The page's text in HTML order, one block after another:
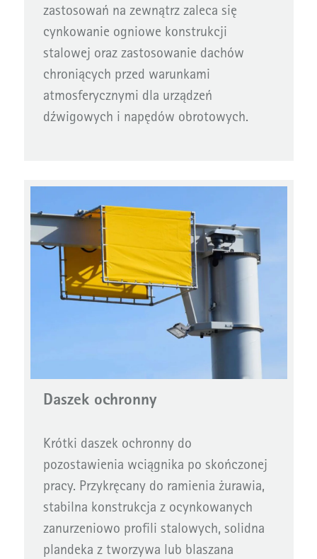
zastosowań na zewnątrz zaleca się
cynkowanie ogniowe konstrukcji
stalowej oraz zastosowanie dachów
chroniących przed warunkami
atmosferycznymi dla urządzeń
dźwigowych i napędów obrotowych.
Daszek ochronny
Krótki daszek ochronny do
pozostawienia wciągnika po skończonej
pracy. Przykręcany do ramienia żurawia,
stabilna konstrukcja z ocynkowanych
zanurzeniowo profili stalowych, solidna
plandeka z tworzywa lub blaszana